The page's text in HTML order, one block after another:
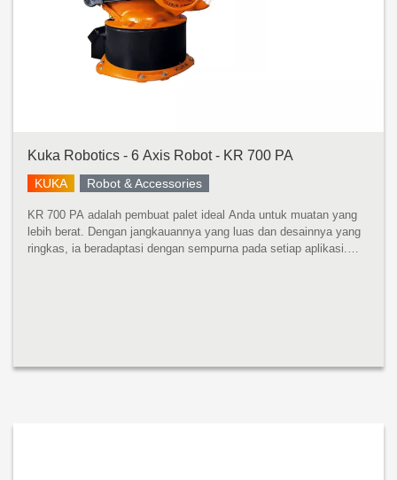
Kuka Robotics - 6 Axis Robot - KR 700 PA
KUKA Robot & Accessories
KR 700 PA adalah pembuat palet ideal Anda untuk muatan yang
lebih berat. Dengan jangkauannya yang luas dan desainnya yang
ringkas, ia beradaptasi dengan sempurna pada setiap aplikasi.